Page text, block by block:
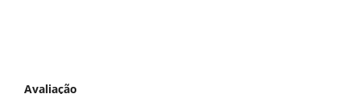
Avaliação